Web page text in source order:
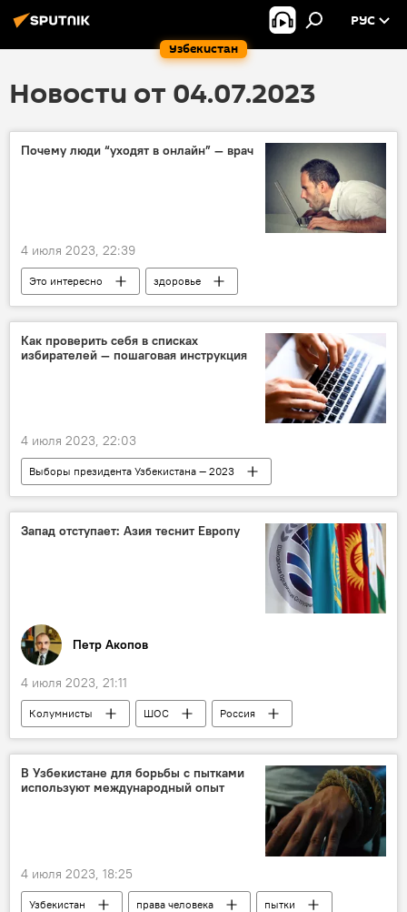
Узбекистан
РУС
Новости от 04.07.2023
Почему люди “уходят в онлайн” — врач
4 июля 2023, 22:39
Это интересно
здоровье
мнение эксперта
Интернет
общение
онлайн
Как проверить себя в списках
избирателей — пошаговая инструкция
4 июля 2023, 22:03
Выборы президента Узбекистана — 2023
выборы
выборы президента
Президентские выборы в Узбекистане
Запад отступает: Азия теснит Европу
Петр Акопов
4 июля 2023, 21:11
Колумнисты ШОС
Россия
Китай
Индия
Нарендра Моди
Владимир Путин
Си Цзиньпин
В Узбекистане для борьбы с пытками
используют международный опыт
4 июля 2023, 18:25
Узбекистан права человека
пытки